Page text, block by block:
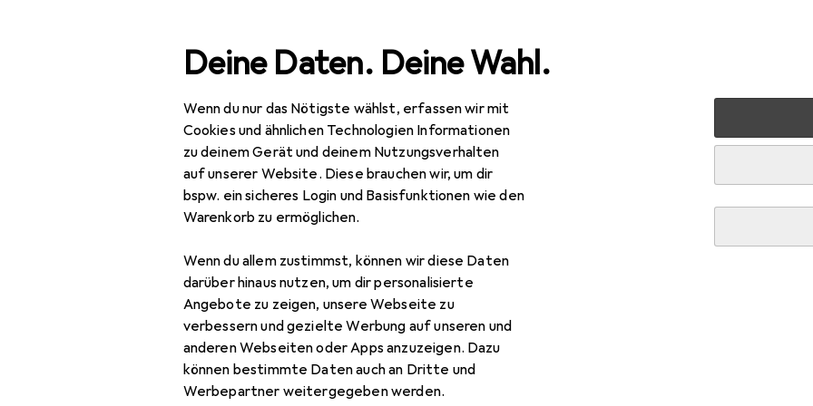
Deine Daten. Deine Wahl.
Wenn du nur das Nötigste wählst, erfassen wir mit
Cookies und ähnlichen Technologien Informationen
zu deinem Gerät und deinem Nutzungsverhalten
auf unserer Website. Diese brauchen wir, um dir
bspw. ein sicheres Login und Basisfunktionen wie den
Warenkorb zu ermöglichen.
Wenn du allem zustimmst, können wir diese Daten
darüber hinaus nutzen, um dir personalisierte
Angebote zu zeigen, unsere Webseite zu
verbessern und gezielte Werbung auf unseren und
anderen Webseiten oder Apps anzuzeigen. Dazu
können bestimmte Daten auch an Dritte und
Werbepartner weitergegeben werden.
Navigation nach Kategorien Gesamtsortiment Sport Outdoor